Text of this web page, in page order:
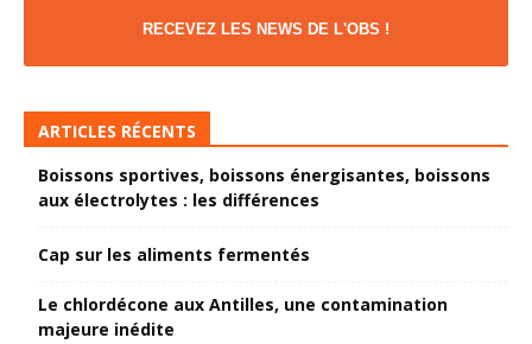
RECEVEZ LES NEWS DE L'OBS !
ARTICLES RÉCENTS
Boissons sportives, boissons énergisantes, boissons
aux électrolytes : les différences
Cap sur les aliments fermentés
Le chlordécone aux Antilles, une contamination
majeure inédite